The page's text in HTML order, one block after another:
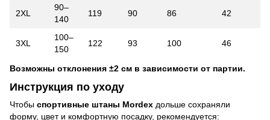
2XL
90–
140
119 90 86 42
3XL
100–
150
122 93 100 46
Возможны отклонения ±2 см в зависимости от партии.
Инструкция по уходу
Чтобы спортивные штаны Mordex дольше сохраняли
форму, цвет и комфортную посадку, рекомендуется: